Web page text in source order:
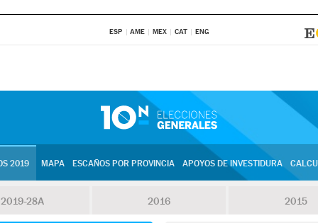
ESP AME MEX CAT ENG
2019 MAPA ESCAÑOS POR PROVINCIA APOYOS DE INVESTIDURA
2019-28A 2016 2015